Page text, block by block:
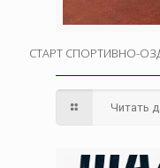
СТАРТ СПОРТИВНО-
Читать